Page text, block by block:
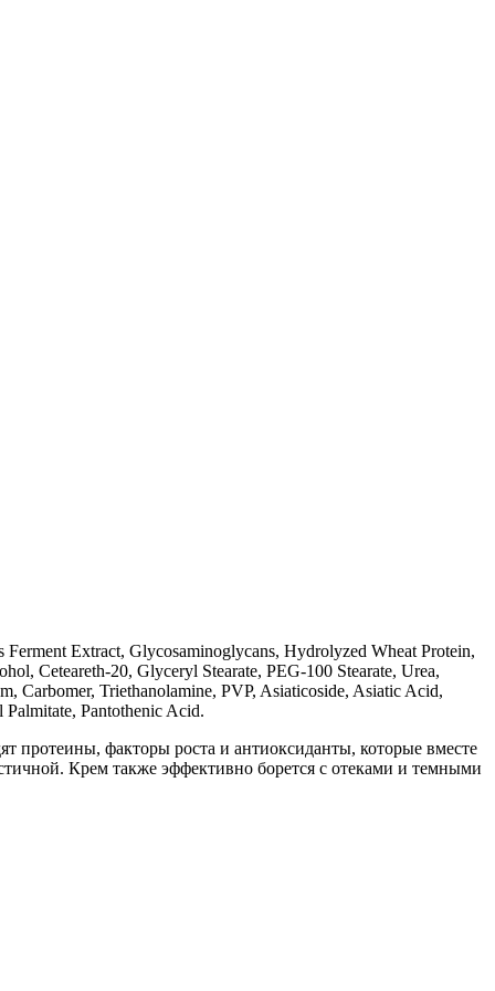
Extract, Glycosaminoglycans, Hydrolyzed Wheat Protein,
Ceteareth-20, Glyceryl Stearate, PEG-100 Stearate, Urea,
Carbomer, Triethanolamine, PVP, Asiaticoside, Asiatic Acid,
Pantothenic Acid.
протеины, факторы роста и антиоксиданты, которые вместе
Крем также эффективно борется с отеками и темными